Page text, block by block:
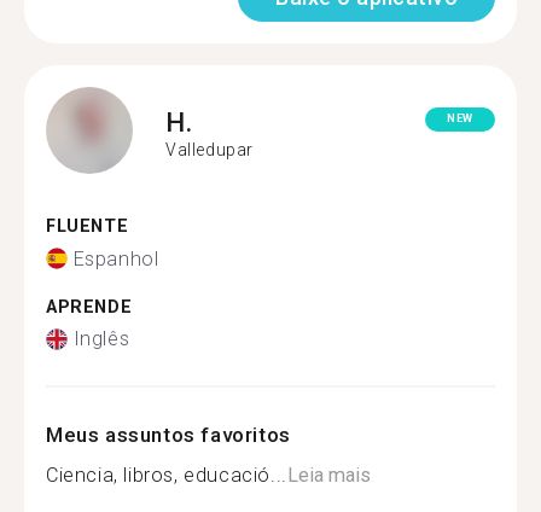
H.
Valledupar
NEW
FLUENTE
Espanhol
APRENDE
Inglês
Meus assuntos favoritos
Ciencia, libros, educació...Leia mais